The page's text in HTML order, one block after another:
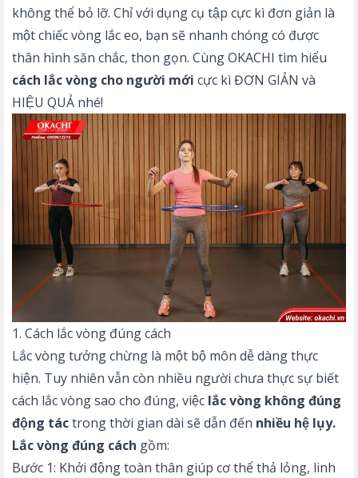
không thể bỏ lỡ. Chỉ với dụng cụ tập cực kì đơn giản là
một chiếc vòng lắc eo, bạn sẽ nhanh chóng có được
thân hình săn chắc, thon gọn. Cùng OKACHI tìm hiểu
cách lắc vòng cho người mới cực kì ĐƠN GIẢN và
HIỆU QUẢ nhé!
1. Cách lắc vòng đúng cách
Lắc vòng tưởng chừng là một bộ môn dễ dàng thực
hiện. Tuy nhiên vẫn còn nhiều người chưa thực sự biết
cách lắc vòng sao cho đúng, việc lắc vòng không đúng
động táctrong thời gian dài sẽ dẫn đến nhiều hệ lụy.
Lắc vòng đúng cách gồm:
Bước 1: Khởi động toàn thân giúp cơ thể thả lỏng, linh